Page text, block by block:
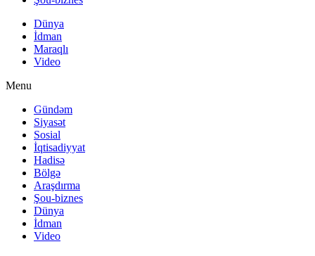
Dünya
İdman
Maraqlı
Video
Menu
Gündəm
Siyasət
Sosial
İqtisadiyyat
Hadisə
Bölgə
Araşdırma
Şou-biznes
Dünya
İdman
Video